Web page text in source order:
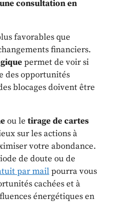
consultation en
favorables que
financiers.
permet de voir si
des opportunités
blocages doivent être
ou le tirage de cartes
sur les actions à
votre abondance.
de doute ou de
par mailpourra vous
cachées et à
énergétiques en